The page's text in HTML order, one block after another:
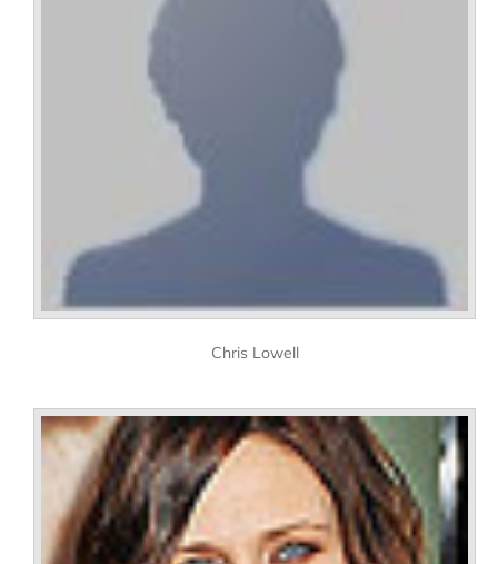
Chris Lowell